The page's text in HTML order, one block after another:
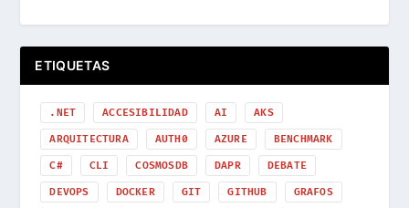
ETIQUETAS
.NET ACCESIBILIDAD AI AKS
ARQUITECTURA AUTH0 AZURE BENCHMARK
C# CLI COSMOSDB DAPR DEBATE
DEVOPS DOCKER GIT GITHUB GRAFOS